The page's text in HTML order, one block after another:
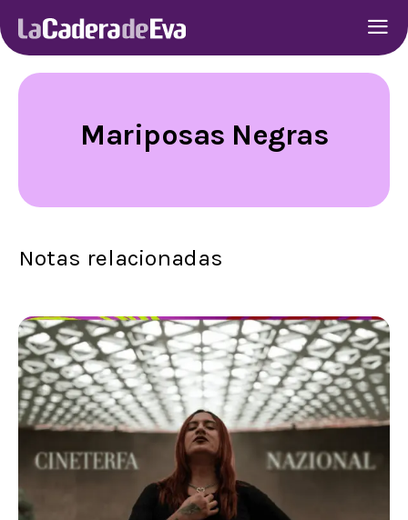
Mariposas Negras
Notas relacionadas